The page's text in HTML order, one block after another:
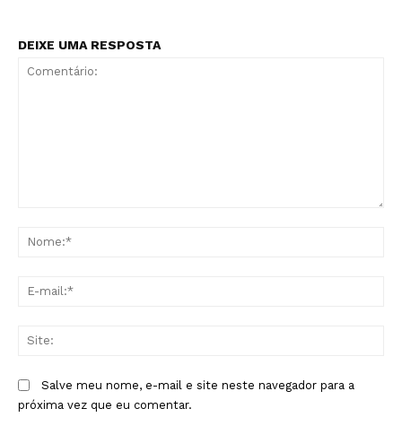
DEIXE UMA RESPOSTA
Salve meu nome, e-mail e site neste navegador para a
próxima vez que eu comentar.